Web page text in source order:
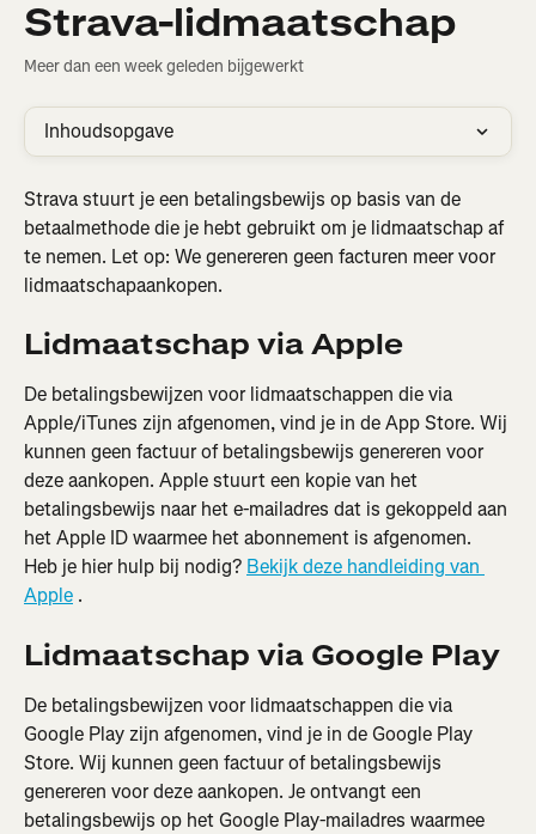
Strava-lidmaatschap
Meer dan een week geleden bijgewerkt
Inhoudsopgave
Strava stuurt je een betalingsbewijs op basis van de
betaalmethode die je hebt gebruikt om je lidmaatschap af
te nemen. Let op: We genereren geen facturen meer voor
lidmaatschapaankopen.
Lidmaatschap via Apple
De betalingsbewijzen voor lidmaatschappen die via
Apple/iTunes zijn afgenomen, vind je in de App Store. Wij
kunnen geen factuur of betalingsbewijs genereren voor
deze aankopen. Apple stuurt een kopie van het
betalingsbewijs naar het e-mailadres dat is gekoppeld aan
het Apple ID waarmee het abonnement is afgenomen.
Heb je hier hulp bij nodig? Bekijk deze handleiding van
Apple .
Lidmaatschap via Google Play
De betalingsbewijzen voor lidmaatschappen die via
Google Play zijn afgenomen, vind je in de Google Play
Store. Wij kunnen geen factuur of betalingsbewijs
genereren voor deze aankopen. Je ontvangt een
betalingsbewijs op het Google Play-mailadres waarmee